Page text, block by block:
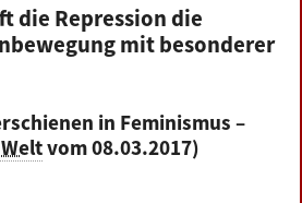
die Repression die
mit besonderer
in Feminismus –
vom 08.03.2017)